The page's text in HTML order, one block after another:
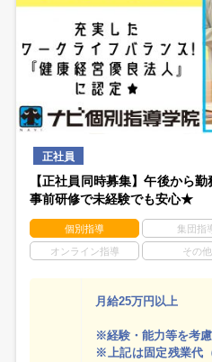
正社員
【正社員同時募集】午後から
事前研修で未経験でも安心★
個別指導 集団指
オンライン指導 その他
月給25万円以上
※経験・能力等を考
※上記は固定残業代